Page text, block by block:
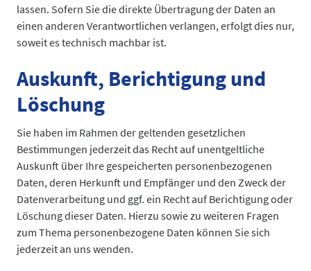
lassen. Sofern Sie die direkte Übertragung der Daten an
einen anderen Verantwortlichen verlangen, erfolgt dies nur,
soweit es technisch machbar ist.
Auskunft, Berichtigung und
Löschung
Sie haben im Rahmen der geltenden gesetzlichen
Bestimmungen jederzeit das Recht auf unentgeltliche
Auskunft über Ihre gespeicherten personenbezogenen
Daten, deren Herkunft und Empfänger und den Zweck der
Datenverarbeitung und ggf. ein Recht auf Berichtigung oder
Löschung dieser Daten. Hierzu sowie zu weiteren Fragen
zum Thema personenbezogene Daten können Sie sich
jederzeit an uns wenden.